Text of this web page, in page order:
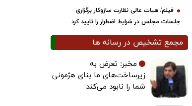
فیلم/ هیات عالی نظارت سازوکار برگزاری
جلسات مجلس در شرایط اضطرار را تایید کرد
مجمع تشخیص در رسانه ها
مخبر: تعرض به
زیرساخت‌های ما بنای هژمونی
شما را نابود می‌کند